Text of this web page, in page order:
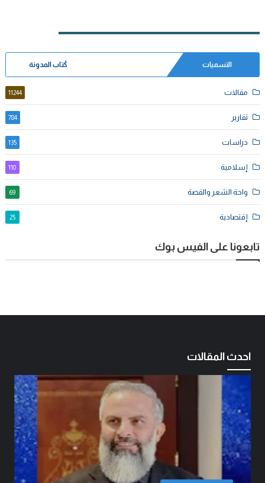
التسميات كُتاب المدونة
مقالات 11244
تقارير 784
دراسات 135
إسلامية 110
واحة الشعر والقصة 69
إقتصادية 25
تابعونا على الفيس بوك
احدث المقالات
المهندس مهدي حسين الزبيدي